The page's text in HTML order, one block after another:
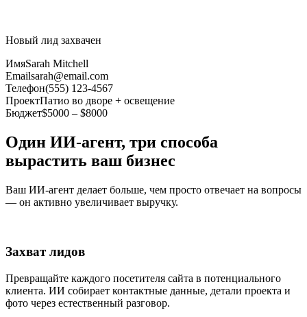
Новый лид захвачен
ИмяSarah Mitchell
Emailsarah@email.com
Телефон(555) 123-4567
ПроектПатио во дворе + освещение
Бюджет$5000 – $8000
Один ИИ-агент, три способа
вырастить ваш бизнес
Ваш ИИ-агент делает больше, чем просто отвечает на вопросы
— он активно увеличивает выручку.
Захват лидов
Превращайте каждого посетителя сайта в потенциального
клиента. ИИ собирает контактные данные, детали проекта и
фото через естественный разговор.